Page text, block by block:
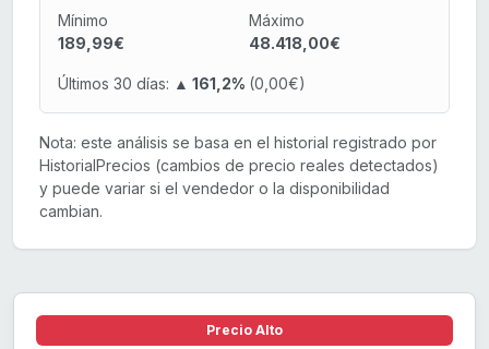
Mínimo
189,99€
Máximo
48.418,00€
Últimos 30 días: ▲ 161,2% (0,00€)
Nota: este análisis se basa en el historial registrado por
HistorialPrecios (cambios de precio reales detectados)
y puede variar si el vendedor o la disponibilidad
cambian.
Precio Alto